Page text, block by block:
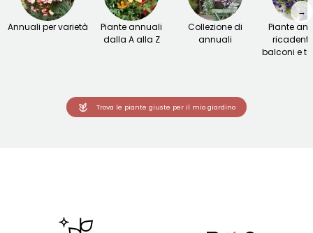
Annuali per varietà
Piante annuali
dalla A alla Z
Collezione di
annuali
Piante
ricadenti
balconi e
→
Trova le piante giuste per il mio giardino